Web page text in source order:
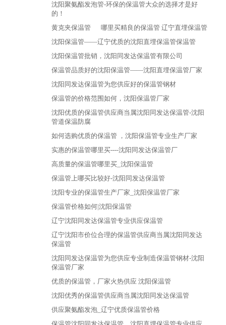
沈阳聚氨酯发泡管-环保的保温管大众的选择才是好
的！
黄克夹保温管
哪里买精良的保温管 辽宁直埋保温管
沈阳保温管——辽宁优质的沈阳直埋保温管保温管
沈阳保温管批销，沈阳同发达保温管有限公司
保温管品质好的沈阳保温管——沈阳直埋保温管厂家
沈阳同发达保温管为您供应好的保温管钢材
保温管的价格范围如何，沈阳保温管厂家
沈阳优质的保温管供应商当属沈阳同发达保温管-沈阳
管道保温防腐
如何选购优质的保温管 ，沈阳保温管专业生产厂家
实惠的保温管哪里买----沈阳同发达保温管厂
高质量的保温管哪里买_沈阳保温管
保温管上哪买比较好-沈阳同发达保温管
沈阳专业的保温管生产厂家_沈阳保温管厂家
保温管价格如何|沈阳保温管
辽宁沈阳同发达保温管专业供应保温管
辽宁沈阳市价位合理的保温管供应商当属沈阳同发达
保温管
沈阳同发达保温管为您供应专业制造保温管钢材-沈阳
保温管厂家
优质的保温管，厂家火热供应 沈阳保温管
沈阳优秀的保温管供应商当属沈阳同发达保温管
供应聚氨酯发泡_辽宁优质保温管价格